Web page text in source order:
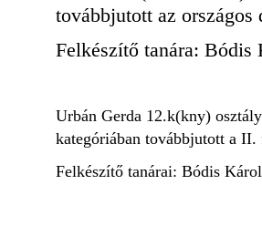
továbbjutott az országos
Felkészítő tanára: Bódis
Urbán Gerda 12.k(kny)
kategóriában továbbjutott a II.
Felkészítő tanárai: Bódis